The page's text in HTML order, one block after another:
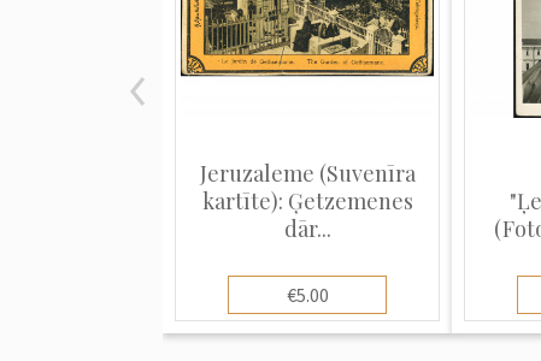
Jeruzaleme (Suvenīra
kartīte): Ģetzemenes
dār...
€5.00